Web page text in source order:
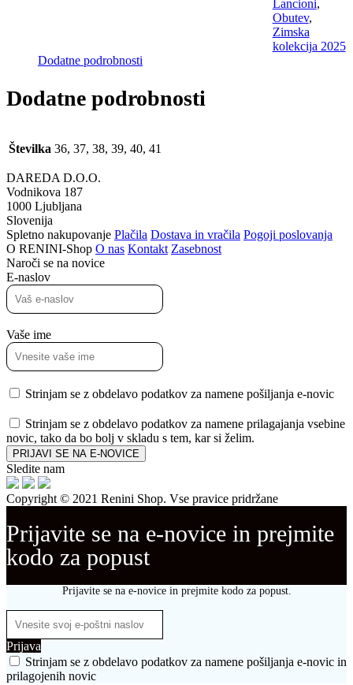
Lancioni,
Obutev,
Zimska
kolekcija 2025
Dodatne podrobnosti
Dodatne podrobnosti
Številka 36, 37, 38, 39, 40, 41
DAREDA D.O.O.
Vodnikova 187
1000 Ljubljana
Slovenija
Spletno nakupovanje Plačila Dostava in vračila Pogoji poslovanja
O RENINI-Shop O nas Kontakt Zasebnost
Naroči se na novice
E-naslov
Vaše ime
Strinjam se z obdelavo podatkov za namene pošiljanja e-novic
Strinjam se z obdelavo podatkov za namene prilagajanja vsebine
novic, tako da bo bolj v skladu s tem, kar si želim.
PRIJAVI SE NA E-NOVICE
Sledite nam
Copyright © 2021 Renini Shop. Vse pravice pridržane
Prijavite se na e-novice in prejmite
kodo za popust
Prijavite se na e-novice in prejmite kodo za popust.
Prijava
Strinjam se z obdelavo podatkov za namene pošiljanja e-novic in
prilagojenih novic